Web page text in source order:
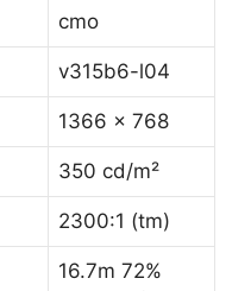
cmo
v315b6-l04
1366 x 768
350 cd/m²
2300:1 (tm)
16.7m 72%